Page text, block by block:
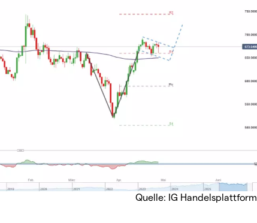
Quelle: IG Handelsplattform